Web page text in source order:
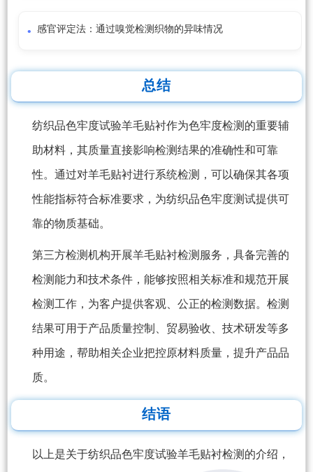
感官评定法：通过嗅觉检测织物的异味情况
总结
纺织品色牢度试验羊毛贴衬作为色牢度检测的重要辅
助材料，其质量直接影响检测结果的准确性和可靠
性。通过对羊毛贴衬进行系统检测，可以确保其各项
性能指标符合标准要求，为纺织品色牢度测试提供可
靠的物质基础。
第三方检测机构开展羊毛贴衬检测服务，具备完善的
检测能力和技术条件，能够按照相关标准和规范开展
检测工作，为客户提供客观、公正的检测数据。检测
结果可用于产品质量控制、贸易验收、技术研发等多
种用途，帮助相关企业把控原材料质量，提升产品品
质。
结语
以上是关于纺织品色牢度试验羊毛贴衬检测的介绍，